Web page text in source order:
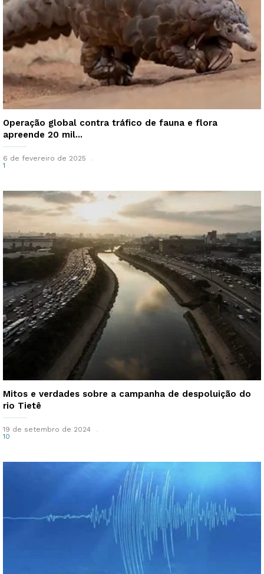
Operação global contra tráfico de fauna e flora
apreende 20 mil...
6 de fevereiro de 2025
1
Mitos e verdades sobre a campanha de despoluição do
rio Tietê
19 de setembro de 2024
10